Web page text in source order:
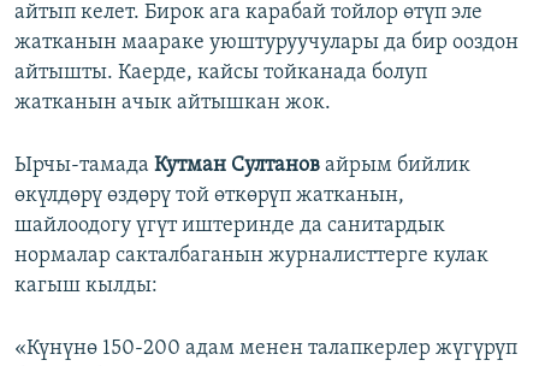
айтып келет. Бирок ага карабай тойлор өтүп эле
жатканын маараке уюштуруучулары да бир ооздон
айтышты. Каерде, кайсы тойканада болуп
жатканын ачык айтышкан жок.
Ырчы-тамада Кутман Султанов айрым бийлик
өкүлдөрү өздөрү той өткөрүп жатканын,
шайлоодогу үгүт иштеринде да санитардык
нормалар сакталбаганын журналисттерге кулак
кагыш кылды:
«Күнүнө 150-200 адам менен талапкерлер жүгүрүп